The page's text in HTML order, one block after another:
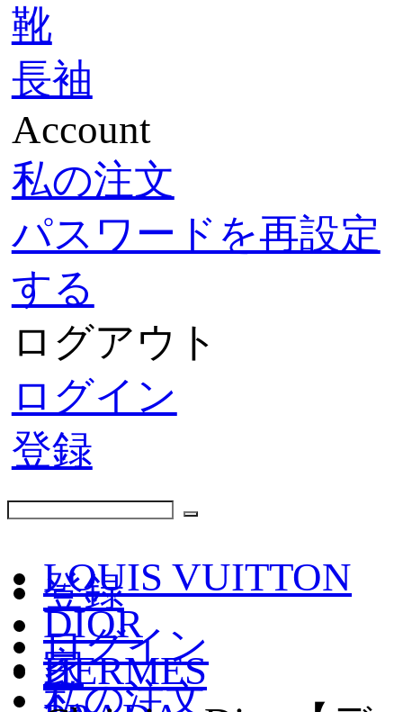
靴
長袖
Account
私の注文
パスワードを再設定
する
ログアウト
ログイン
登録
登録
ログイン
私の注文
LOUIS VUITTON
DIOR
HERMES
家